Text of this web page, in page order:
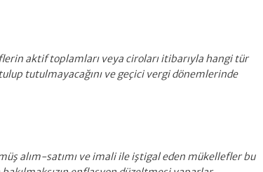
aktif toplamları veya ciroları itibarıyla hangi tür
tutulmayacağını ve geçici vergi dönemlerinde
alım-satımı ve imali ile iştigal eden mükellefler bu